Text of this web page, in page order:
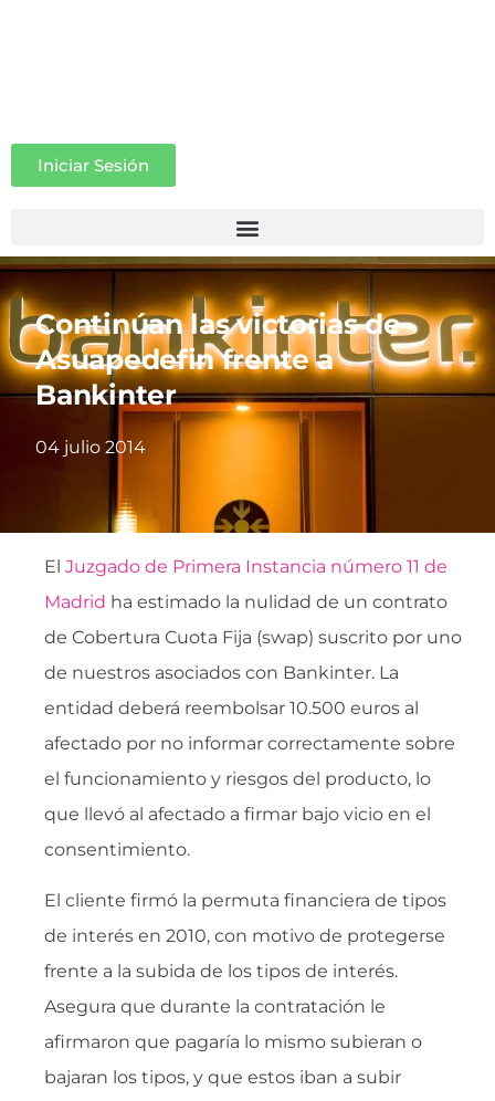
Iniciar Sesión
Continúan las victorias de
Asuapedefin frente a
Bankinter
04 julio 2014
El Juzgado de Primera Instancia número 11 de
Madrid ha estimado la nulidad de un contrato
de Cobertura Cuota Fija (swap) suscrito por uno
de nuestros asociados con Bankinter. La
entidad deberá reembolsar 10.500 euros al
afectado por no informar correctamente sobre
el funcionamiento y riesgos del producto, lo
que llevó al afectado a firmar bajo vicio en el
consentimiento.
El cliente firmó la permuta financiera de tipos
de interés en 2010, con motivo de protegerse
frente a la subida de los tipos de interés.
Asegura que durante la contratación le
afirmaron que pagaría lo mismo subieran o
bajaran los tipos, y que estos iban a subir